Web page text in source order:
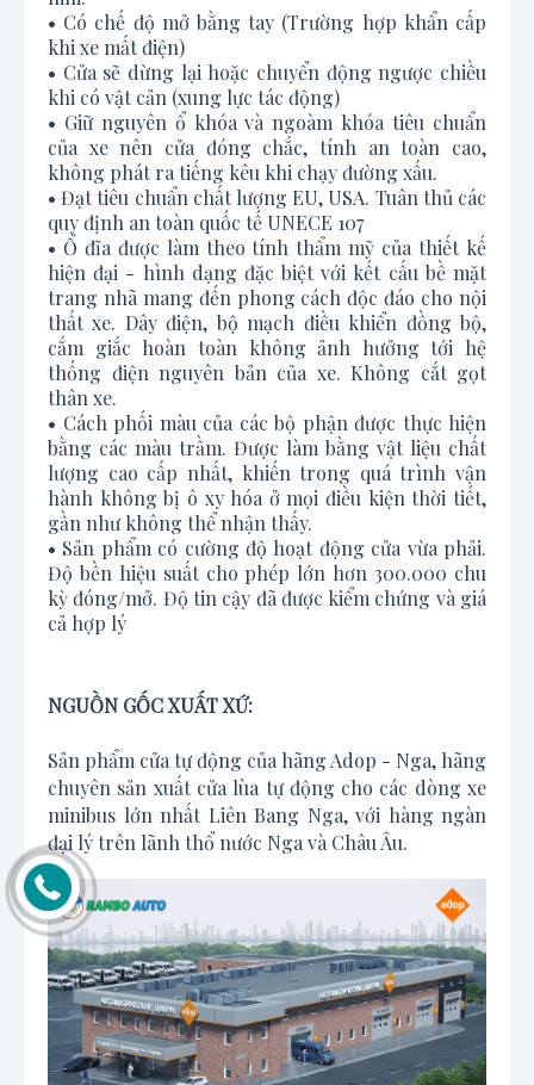
• Có chế độ mở bằng tay (Trường hợp khẩn cấp
khi xe mất điện)
• Cửa sẽ dừng lại hoặc chuyển động ngược chiều
khi có vật cản (xung lực tác động)
• Giữ nguyên ổ khóa và ngoàm khóa tiêu chuẩn
của xe nên cửa đóng chắc, tính an toàn cao,
không phát ra tiếng kêu khi chạy đường xấu.
• Đạt tiêu chuẩn chất lượng EU, USA. Tuân thủ các
quy định an toàn quốc tế UNECE 107
• Ổ đĩa được làm theo tính thẩm mỹ của thiết kế
hiện đại - hình dạng đặc biệt với kết cấu bề mặt
trang nhã mang đến phong cách độc đáo cho nội
thất xe. Dây điện, bộ mạch điều khiển đồng bộ,
cắm giắc hoàn toàn không ảnh hưởng tới hệ
thống điện nguyên bản của xe. Không cắt gọt
thân xe.
• Cách phối màu của các bộ phận được thực hiện
bằng các màu trầm. Được làm bằng vật liệu chất
lượng cao cấp nhất, khiến trong quá trình vận
hành không bị ô xy hóa ở mọi điều kiện thời tiết,
gần như không thể nhận thấy.
• Sản phẩm có cường độ hoạt động cửa vừa phải.
Độ bền hiệu suất cho phép lớn hơn 300.000 chu
kỳ đóng/mở. Độ tin cậy đã được kiểm chứng và giá
cả hợp lý
NGUỒN GỐC XUẤT XỨ:
Sản phẩm cửa tự động của hãng Adop - Nga, hãng
chuyên sản xuất cửa lùa tự động cho các dòng xe
minibus lớn nhất Liên Bang Nga, với hàng ngàn
đại lý trên lãnh thổ nước Nga và Châu Âu.